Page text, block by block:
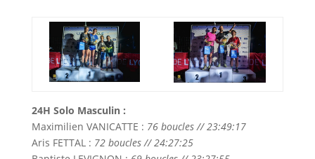
24H Solo Masculin :
Maximilien VANICATTE : 76 boucles // 23:49:17
Aris FETTAL : 72 boucles // 24:27:25